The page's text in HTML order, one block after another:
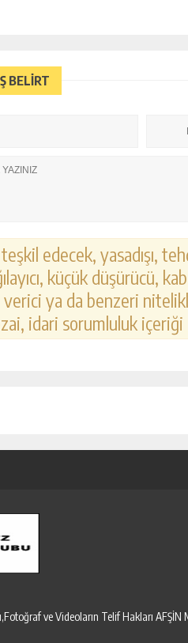
BELİRT
edecek, yasadışı,
küçük düşürücü,
verici ya da benzeri
idari sorumluluk
ve Videoların Telif Hakları